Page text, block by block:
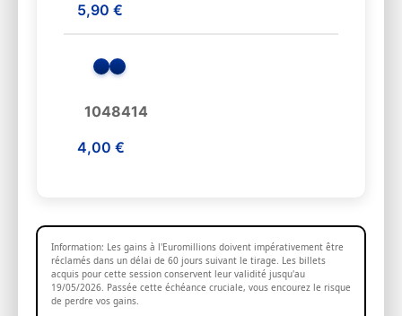
5,90 €
1048414
4,00 €
Information: Les gains à l'Euromillions doivent impérativement être
réclamés dans un délai de 60 jours suivant le tirage. Les billets
acquis pour cette session conservent leur validité jusqu'au
19/05/2026. Passée cette échéance cruciale, vous encourez le risque
de perdre vos gains.